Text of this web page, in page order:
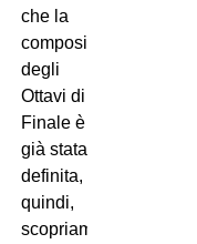
che la
composizione
degli
Ottavi di
Finale è
già stata
definita,
quindi,
scopriamo